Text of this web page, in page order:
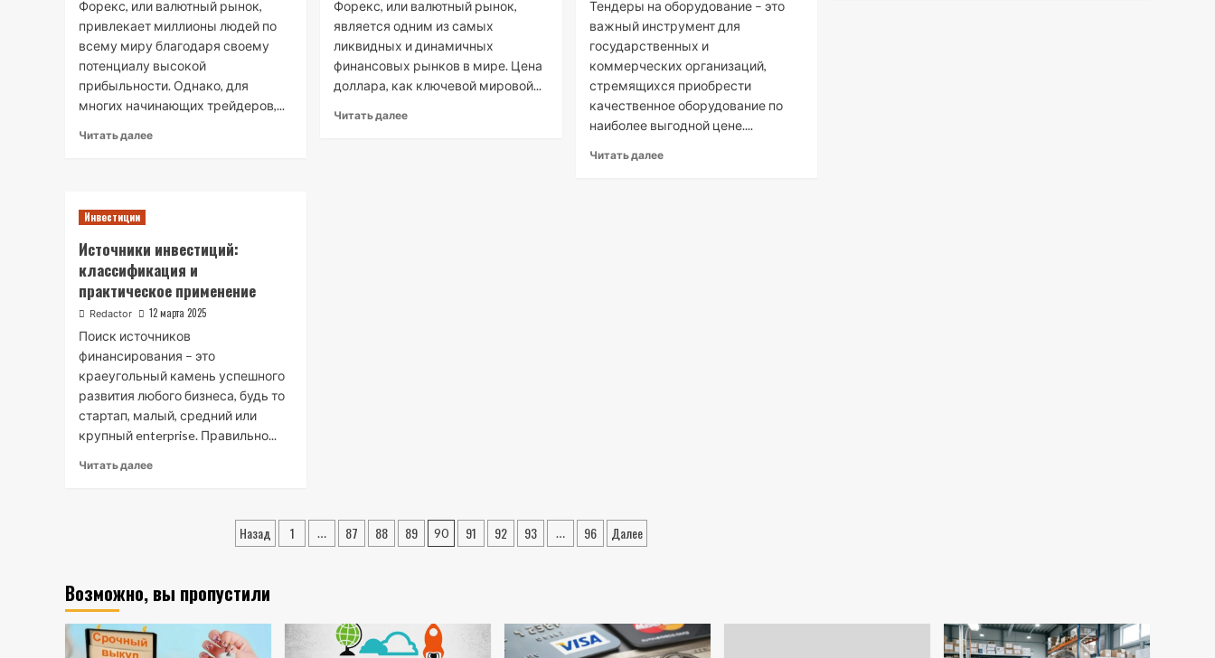
Форекс, или валютный рынок,
привлекает миллионы людей по
всему миру благодаря своему
потенциалу высокой
прибыльности. Однако, для
многих начинающих трейдеров,...
Читать далее
Форекс, или валютный рынок,
является одним из самых
ликвидных и динамичных
финансовых рынков в мире. Цена
доллара, как ключевой мировой...
Читать далее
Тендеры на оборудование – это
важный инструмент для
государственных и
коммерческих организаций,
стремящихся приобрести
качественное оборудование по
наиболее выгодной цене....
Читать далее
Инвестиции
Источники инвестиций:
классификация и
практическое применение
Redactor 12 марта 2025
Поиск источников
финансирования – это
краеугольный камень успешного
развития любого бизнеса, будь то
стартап, малый, средний или
крупный enterprise. Правильно...
Читать далее
Пагинация
Назад 1 … 87 88 89 90 91 92 93 … 96 Далее
Возможно, вы пропустили